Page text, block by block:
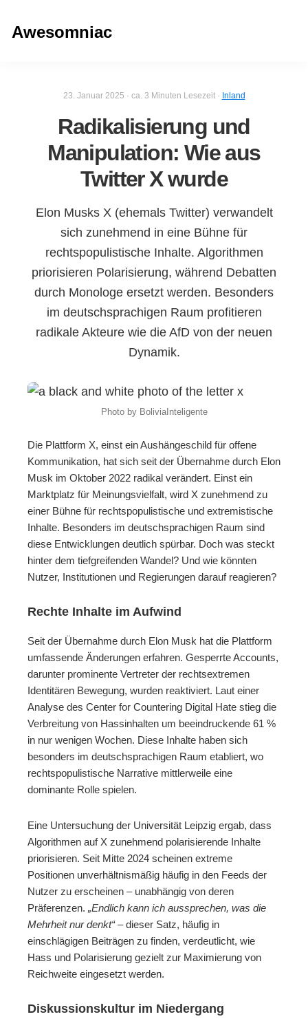
Hauptnavigation
Inhalt
Awesomniac
23. Januar 2025 · ca. 3 Minuten Lesezeit · Inland
Radikalisierung und
Manipulation: Wie aus
Twitter X wurde
Elon Musks X (ehemals Twitter) verwandelt
sich zunehmend in eine Bühne für
rechtspopulistische Inhalte. Algorithmen
priorisieren Polarisierung, während Debatten
durch Monologe ersetzt werden. Besonders
im deutschsprachigen Raum profitieren
radikale Akteure wie die AfD von der neuen
Dynamik.
Photo by BoliviaInteligente
Die Plattform X, einst ein Aushängeschild für offene
Kommunikation, hat sich seit der Übernahme durch Elon
Musk im Oktober 2022 radikal verändert. Einst ein
Marktplatz für Meinungsvielfalt, wird X zunehmend zu
einer Bühne für rechtspopulistische und extremistische
Inhalte. Besonders im deutschsprachigen Raum sind
diese Entwicklungen deutlich spürbar. Doch was steckt
hinter dem tiefgreifenden Wandel? Und wie könnten
Nutzer, Institutionen und Regierungen darauf reagieren?
Rechte Inhalte im Aufwind
Seit der Übernahme durch Elon Musk hat die Plattform
umfassende Änderungen erfahren. Gesperrte Accounts,
darunter prominente Vertreter der rechtsextremen
Identitären Bewegung, wurden reaktiviert. Laut einer
Analyse des Center for Countering Digital Hate stieg die
Verbreitung von Hassinhalten um beeindruckende 61 %
in nur wenigen Wochen. Diese Inhalte haben sich
besonders im deutschsprachigen Raum etabliert, wo
rechtspopulistische Narrative mittlerweile eine
dominante Rolle spielen.
Eine Untersuchung der Universität Leipzig ergab, dass
Algorithmen auf X zunehmend polarisierende Inhalte
priorisieren. Seit Mitte 2024 scheinen extreme
Positionen unverhältnismäßig häufig in den Feeds der
Nutzer zu erscheinen – unabhängig von deren
Präferenzen. „Endlich kann ich aussprechen, was die
Mehrheit nur denkt“– dieser Satz, häufig in
einschlägigen Beiträgen zu finden, verdeutlicht, wie
Hass und Polarisierung gezielt zur Maximierung von
Reichweite eingesetzt werden.
Diskussionskultur im Niedergang